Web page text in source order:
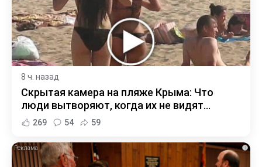
8 ч. назад
Скрытая камера на пляже Крыма: Что
люди вытворяют, когда их не видят...
269 54 59
i